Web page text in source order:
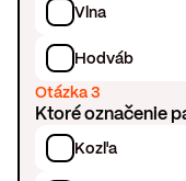
Vlna
Hodváb
Otázka 3
Ktoré označenie
Kozľa